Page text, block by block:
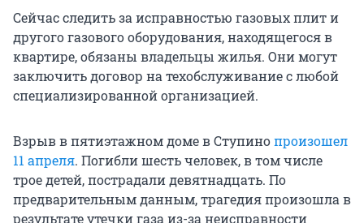
Сейчас следить за исправностью газовых плит и
другого газового оборудования, находящегося в
квартире, обязаны владельцы жилья. Они могут
заключить договор на техобслуживание с любой
специализированной организацией.
Взрыв в пятиэтажном доме в Ступинопроизошел
11 апреля. Погибли шесть человек, в том числе
трое детей, пострадали девятнадцать. По
предварительным данным, трагедия произошла в
результате утечки газа из-за неисправности